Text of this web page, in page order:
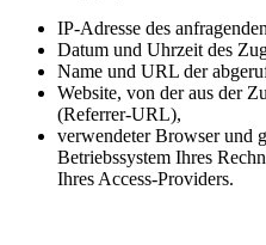
IP-Adresse des
Datum und Uhrzeit des
Name und URL der
Website, von der aus der
(Referrer-URL),
verwendeter Browser und
Betriebssystem Ihres
Ihres Access-Providers.